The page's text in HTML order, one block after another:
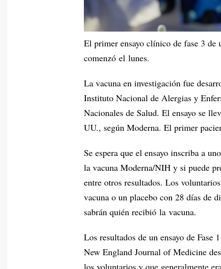
El primer ensayo clínico de fase 3 de
comenzó el lunes.
La vacuna en investigación fue
Instituto Nacional de Alergias y
Nacionales de Salud. El ensayo se
UU., según Moderna. El primer
Se espera que el ensayo inscriba a
la vacuna Moderna/NIH y si puede
entre otros resultados. Los
vacuna o un placebo con 28 días de
sabrán quién recibió la vacuna.
Los resultados de un ensayo de
New England Journal of Medicine